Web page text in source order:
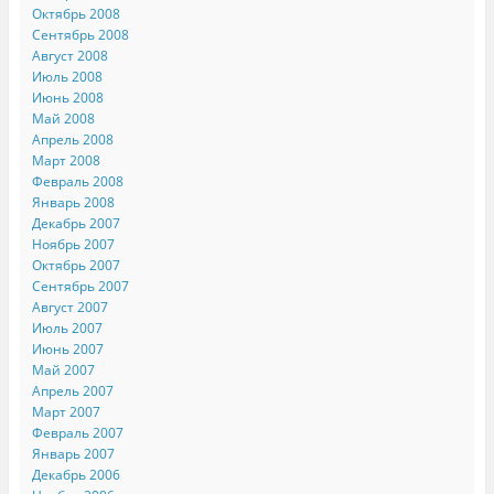
Октябрь 2008
Сентябрь 2008
Август 2008
Июль 2008
Июнь 2008
Май 2008
Апрель 2008
Март 2008
Февраль 2008
Январь 2008
Декабрь 2007
Ноябрь 2007
Октябрь 2007
Сентябрь 2007
Август 2007
Июль 2007
Июнь 2007
Май 2007
Апрель 2007
Март 2007
Февраль 2007
Январь 2007
Декабрь 2006